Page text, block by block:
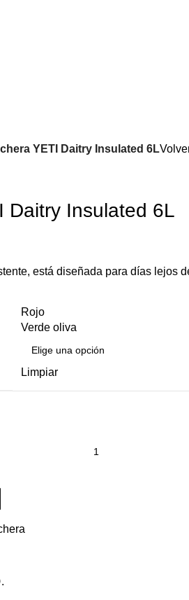
YETI Daitry Insulated 6L
Daitry Insulated 6L
está diseñada para días lejos
Rojo
Verde oliva
Limpiar